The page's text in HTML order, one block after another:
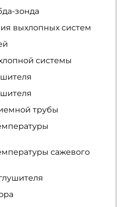
зонда
выхлопных систем
системы
трубы
сажевого